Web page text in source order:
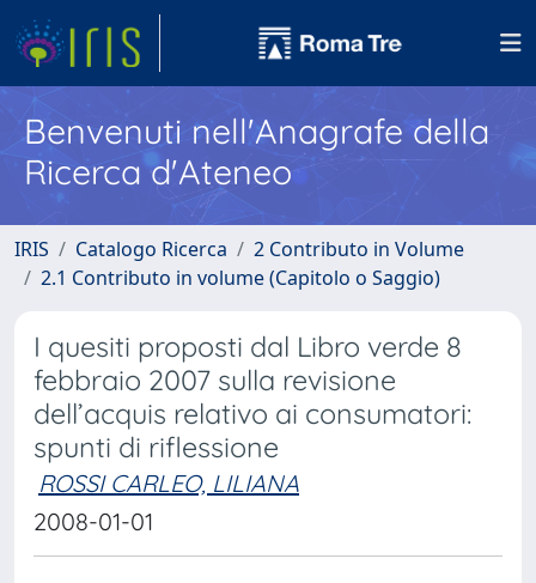
Benvenuti nell'Anagrafe della
Ricerca d'Ateneo
IRIS Catalogo Ricerca
2 Contributo in Volume
2.1 Contributo in volume (Capitolo o Saggio)
I quesiti proposti dal Libro verde 8
febbraio 2007 sulla revisione
dell’acquis relativo ai consumatori:
spunti di riflessione
ROSSI CARLEO, LILIANA
2008-01-01